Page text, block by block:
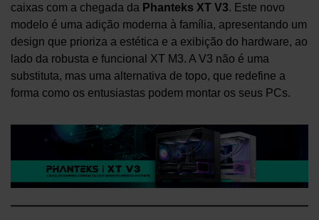
caixas com a chegada da Phanteks XT V3. Este novo
modelo é uma adição moderna à família, apresentando um
design que prioriza a estética e a exibição do hardware, ao
lado da robusta e funcional XT M3. A V3 não é uma
substituta, mas uma alternativa de topo, que redefine a
forma como os entusiastas podem montar os seus PCs.